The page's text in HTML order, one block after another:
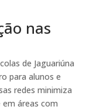
nas
de Jaguariúna
para alunos e
redes minimiza
em áreas com